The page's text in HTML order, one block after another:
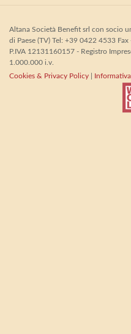
Altana Società Benefit srl con socio
di Paese (TV) Tel: +39 0422 4533
P.IVA 12131160157 - Registro
1.000.000 i.v.
Cookies & Privacy Policy